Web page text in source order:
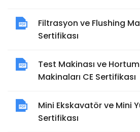
Filtrasyon ve Flushing
Sertifikası
Test Makinası ve
Makinaları CE Sertifikası
Mini Ekskavatör ve Mini
Sertifikası